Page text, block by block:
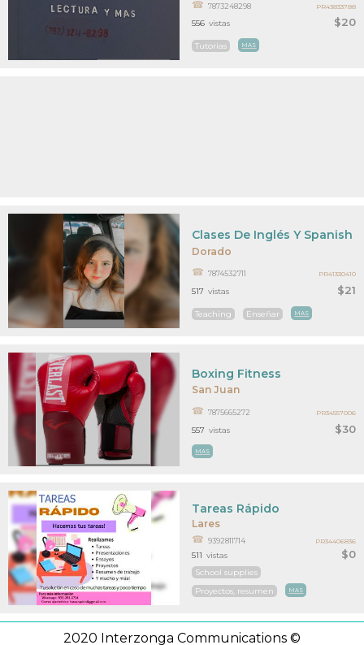
$20
7873248298
Tutorias MAS
556 vistas
PR43833788
Dorado
$21
Clases De Inglés Y Spanish
7874532711
Teaching Enseñar MAS
517 vistas
PR41330410
San Juan
$30
Boxing Fitness
7875665272
MAS
557 vistas
PR34557006
Lares
$0
Tareas Rápido
9392811714
School supplies
Proyectos, resumen
MAS
511 vistas
PR34406836
2020 Interzonga Communications ©